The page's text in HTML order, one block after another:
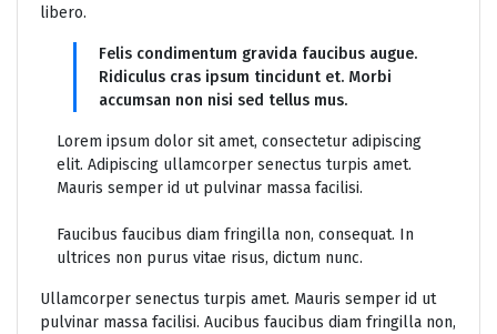
libero.
Felis condimentum gravida faucibus augue.
Ridiculus cras ipsum tincidunt et. Morbi
accumsan non nisi sed tellus mus.
Lorem ipsum dolor sit amet, consectetur adipiscing
elit. Adipiscing ullamcorper senectus turpis amet.
Mauris semper id ut pulvinar massa facilisi.
Faucibus faucibus diam fringilla non, consequat. In
ultrices non purus vitae risus, dictum nunc.
Ullamcorper senectus turpis amet. Mauris semper id ut
pulvinar massa facilisi. Aucibus faucibus diam fringilla non,